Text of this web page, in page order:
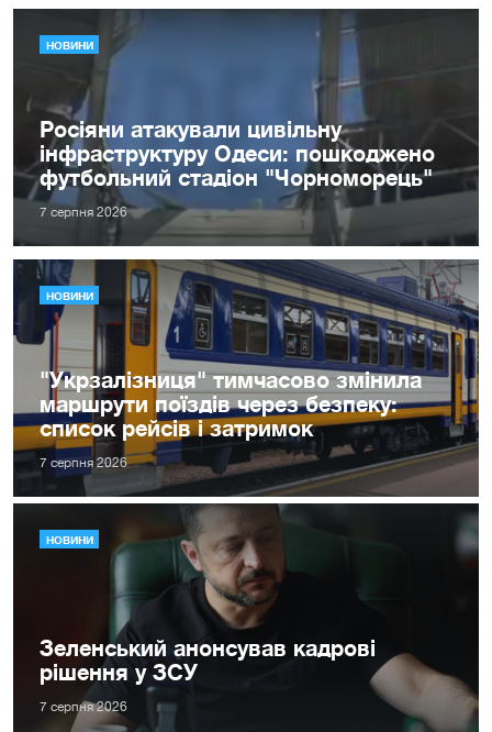
НОВИНИ
Росіяни атакували цивільну
інфраструктуру Одеси: пошкоджено
футбольний стадіон "Чорноморець"
7 серпня 2026
НОВИНИ
"Укрзалізниця" тимчасово змінила
маршрути поїздів через безпеку:
список рейсів і затримок
7 серпня 2026
НОВИНИ
Зеленський анонсував кадрові
рішення у ЗСУ
7 серпня 2026